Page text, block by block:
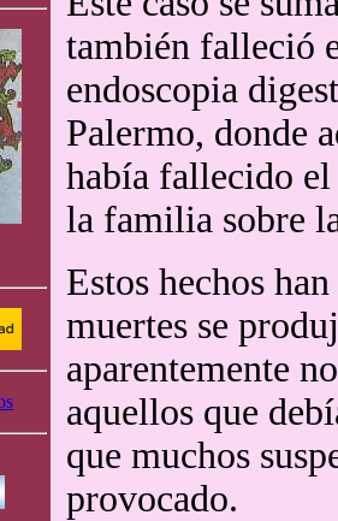
también falleció
endoscopia
Palermo, donde
había fallecido el
la familia sobre
Estos hechos
muertes se
aparentemente
aquellos que
que muchos
provocado.